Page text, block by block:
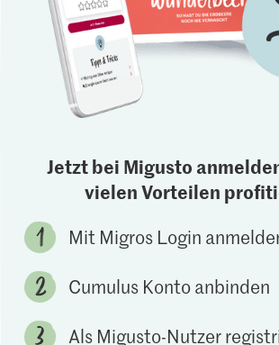
Jetzt bei Migusto
vielen Vorteilen
Mit Migros Login
Cumulus Konto anbinden
Als Migusto-Nutzer